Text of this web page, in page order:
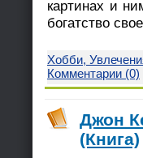
картинах и
богатство
Хобби,
Комментарии (0)
Джон
(Книга)